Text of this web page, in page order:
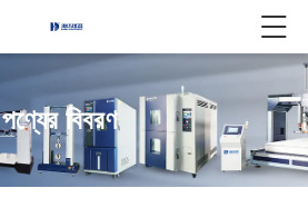
পণ্যের বিবরণ